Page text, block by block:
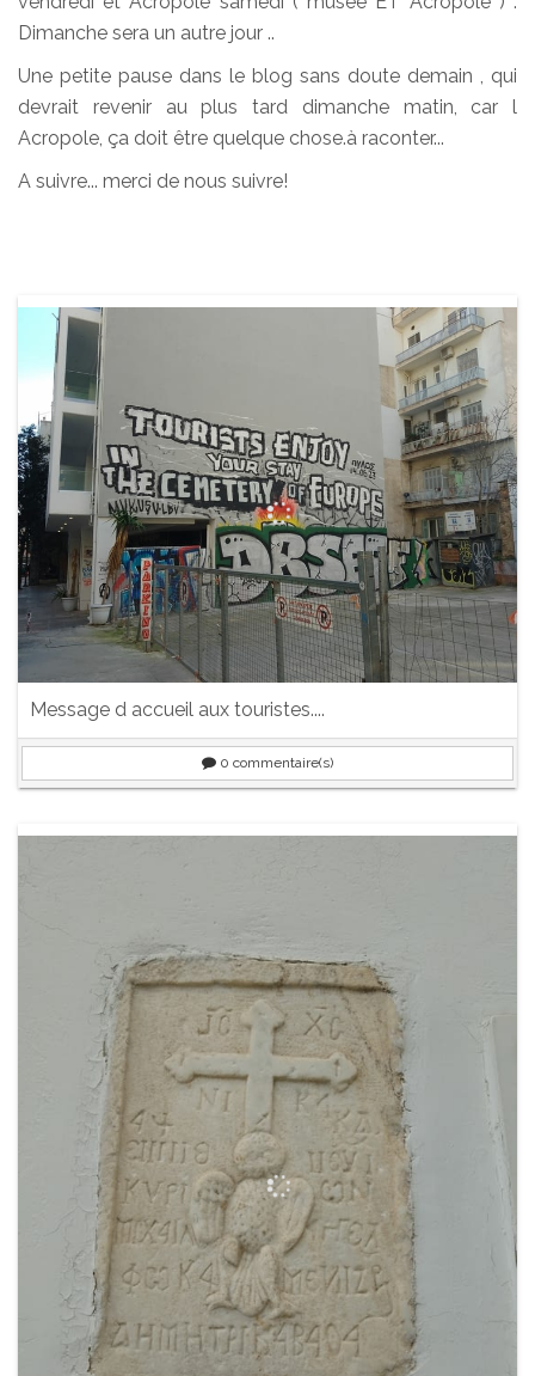
Dimanche sera un autre jour ..
Une petite pause dans le blog sans doute demain , qui
devrait revenir au plus tard dimanche matin, car l
Acropole, ça doit être quelque chose.à raconter...
A suivre... merci de nous suivre!
Message d accueil aux touristes....
0 commentaire(s)